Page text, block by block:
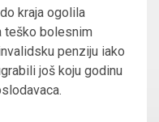
kraja ogolila
teško bolesnim
penziju iako
još koju godinu